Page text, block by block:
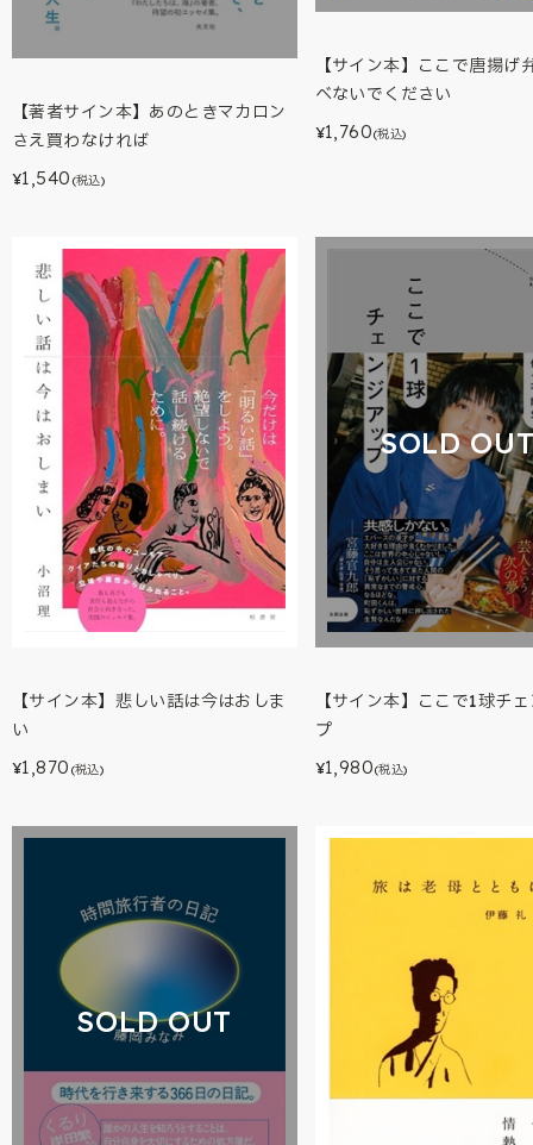
【著者サイン本】あのときマカロン
さえ買わなければ
¥1,540 (税込)
【サイン本】ここで唐揚げ
べないでください
¥1,760(税込)
【サイン本】悲しい話は今はおしま
い
¥1,870 (税込)
SOLD
【サイン本】ここで1球チ
プ
¥1,980(税込)
SOLD OUT